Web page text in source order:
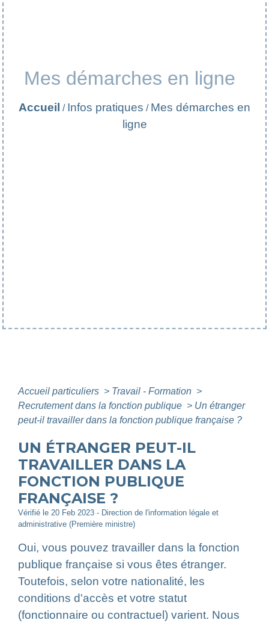
Mes démarches en ligne
Accueil / Infos pratiques / Mes démarches en
ligne
Accueil particuliers > Travail - Formation >
Recrutement dans la fonction publique > Un étranger
peut-il travailler dans la fonction publique française ?
UN ÉTRANGER PEUT-IL
TRAVAILLER DANS LA
FONCTION PUBLIQUE
FRANÇAISE ?
Vérifié le 20 Feb 2023 - Direction de l'information légale et
administrative (Première ministre)
Oui, vous pouvez travailler dans la fonction
publique française si vous êtes étranger.
Toutefois, selon votre nationalité, les
conditions d'accès et votre statut
(fonctionnaire ou contractuel) varient. Nous